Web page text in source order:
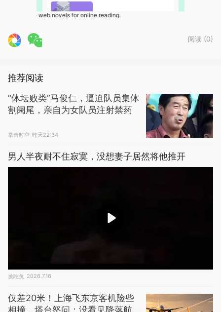
Free web novels for online reading.
阅读 (0)
推荐阅读
“体坛败类”马俊仁，逼迫队员集体
割阑尾，亲自为女队员注射禁药
拳击时空 昨天22:34
男人半夜耐不住寂寞，没想妻子居然将他推开
挑吃兔 2026.7.16
仅差20米！上海飞东京客机险些
相撞，塔台怒问：没看见降落航